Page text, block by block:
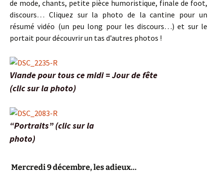
de mode, chants, petite pièce humoristique, finale de foot,
discours… Cliquez sur la photo de la cantine pour un
résumé vidéo (un peu long pour les discours…) et sur le
portait pour découvrir un tas d’autres photos !
Viande pour tous ce midi = Jour de fête
(clic sur la photo)
“Portraits” (clic sur la
photo)
Mercredi 9 décembre, les adieux…